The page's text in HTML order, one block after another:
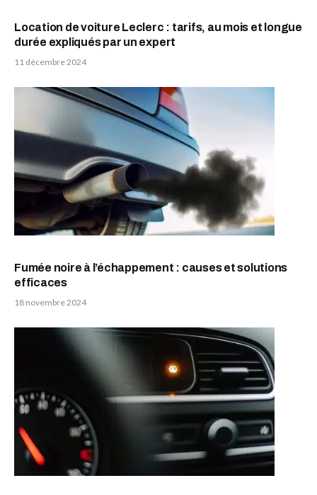
Location de voiture Leclerc : tarifs, au mois et longue
durée expliqués par un expert
11 décembre 2024
Fumée noire à l’échappement : causes et solutions
efficaces
18 novembre 2024